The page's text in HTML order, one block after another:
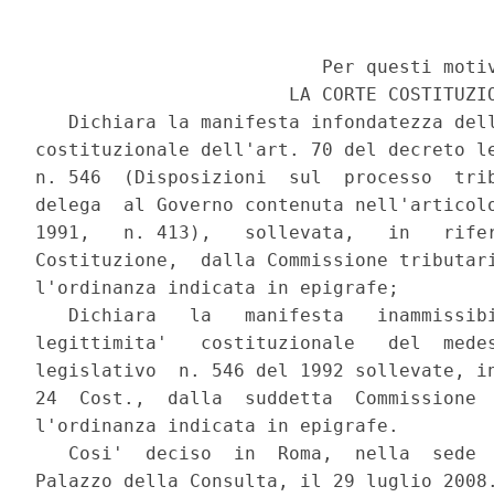
Per questi
LA CORTE
Dichiara la manifesta infondatezza
costituzionale dell'art. 70 del decreto
n. 546  (Disposizioni  sul  processo
delega  al Governo contenuta
1991,   n. 413),   sollevata,   in
Costituzione,  dalla Commissione
l'ordinanza indicata in epigrafe;
Dichiara   la   manifesta
legittimita'   costituzionale   del
legislativo  n. 546 del 1992 sollevate,
24  Cost.,  dalla  suddetta
l'ordinanza indicata in epigrafe.
Cosi'  deciso  in  Roma,  nella  sede
Palazzo della Consulta, il 29 luglio